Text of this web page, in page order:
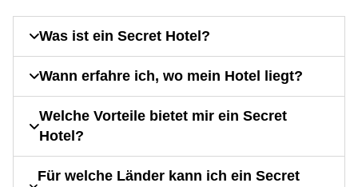
Was ist ein Secret Hotel?
Wann erfahre ich, wo mein Hotel liegt?
Welche Vorteile bietet mir ein Secret
Hotel?
Für welche Länder kann ich ein Secret